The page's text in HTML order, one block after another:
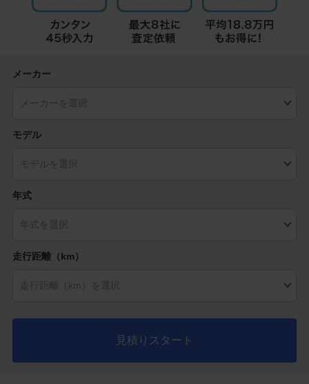
メーカー
モデル
年式
走行距離（km）
見積りスタート